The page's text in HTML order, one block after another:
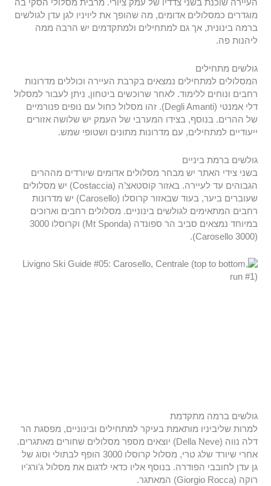
העיירה שוכנת בשני צדדיו של עמק ציורי. מרבית מסלולי הסקי בה
מוגדרים כמסלולים אדומים, מה שהופך את ליויניו לגן עדן לגולשים
ברמה בינונית, אך גם למתחילים ולמתקדמים יש הרבה ממה
ליהנות פה.
גולשים מתחילים
המסלולים למתחילים נמצאים בקרבת העיירה וכוללים מדרונות
רחבים ונוחים ללימוד. לאחר שרוכשים ביטחון, ניתן לעבור למסלול
דלי אמנטי (Degli Amanti). זהו מסלול כחול עם נופים פנורמיים
של ההרים. בנוסף, בצידו המערבי של העמק יש שלושה אזורים
ייעודיים למתחילים, עם מדרונות מתונים ושטופי שמש.
גולשים ברמת ביניים
בשני צידי האתר יש מבחר מסלולים אדומים שיורדים מההרים
הגבוהים עד לעיירה. באזור קוסטאצ’ה (Costaccia) יש מסלולים
שעוברים ביער, בעוד שבאזור קרוסלו (Carosello) יש מדרונות
רחבים המתאימים לגולשים בינוניים. מסלולים רחבים וארוכים
במיוחד נמצאים סביב הר ספונדה (Mt Sponda) וקרוסלו 3000
(Carosello 3000).
גולשים ברמה מתקדמת
למרות שליביניו מותאמת בעיקר למתחילים ובינוניים, מפסגת הר
דלה נווה (Della Neve) יוצאים מספר מסלולים שחורים מאתגרים.
אחרי שיורד שלג טרי, מסלול קרוסלו 3000 הופף לבתולי וסוג של
גן עדן לחובבי הפודרה. בנוסף אליו כדאי לדגום את מסלול ג'ורג'יו
רוקה (Giorgio Rocca) המאתגר.